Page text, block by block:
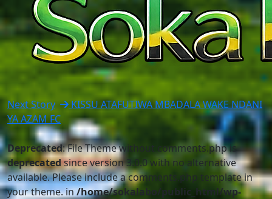
Next Story
KISSU ATAFUTIWA MBADALA WAKE NDANI
YA AZAM FC
Deprecated: File Theme without comments.php is
deprecatedsince version 3.0.0 with no alternative
available. Please include a comments.php template in
your theme. in/home/sokalabo/public_html/wp-